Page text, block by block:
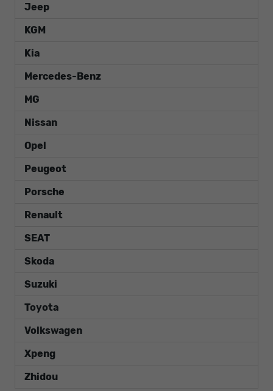
Jeep
KGM
Kia
Mercedes-Benz
MG
Nissan
Opel
Peugeot
Porsche
Renault
SEAT
Skoda
Suzuki
Toyota
Volkswagen
Xpeng
Zhidou